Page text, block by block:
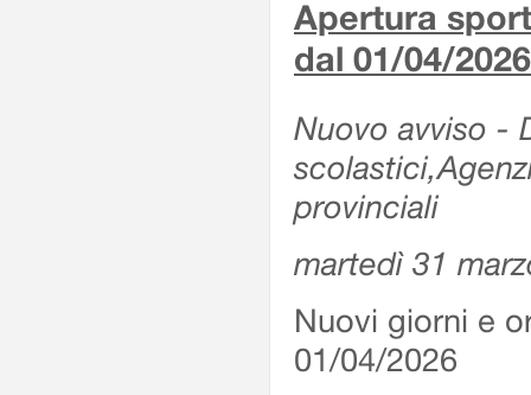
Apertura
dal 01/04/2026
Nuovo avviso -
provinciali
martedì 31
Nuovi giorni e
01/04/2026